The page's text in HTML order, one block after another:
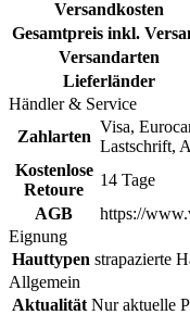
Versandkosten
Gesamtpreis inkl.
Versandarten
Lieferländer
Händler & Service
Zahlarten
Visa,
Lastschrift,
Kostenlose
Retoure
14 Tage
AGB
https://
Eignung
Hauttypen strapazierte
Allgemein
Aktualität Nur aktuelle